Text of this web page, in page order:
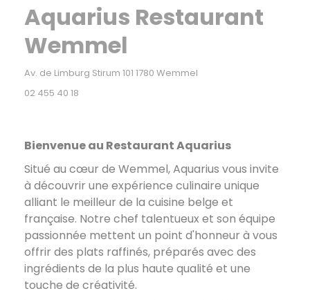
Aquarius Restaurant
Wemmel
Av. de Limburg Stirum 101 1780 Wemmel
02 455 40 18
Bienvenue au Restaurant Aquarius
Situé au cœur de Wemmel, Aquarius vous invite
à découvrir une expérience culinaire unique
alliant le meilleur de la cuisine belge et
française. Notre chef talentueux et son équipe
passionnée mettent un point d'honneur à vous
offrir des plats raffinés, préparés avec des
ingrédients de la plus haute qualité et une
touche de créativité.